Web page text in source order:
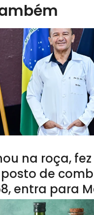
na roça,
de
entra para